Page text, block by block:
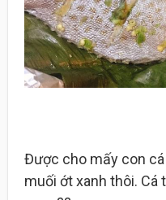
Được cho mấy con
muối ớt xanh thôi.